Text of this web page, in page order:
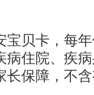
贝卡，每年
病住院、疾
长保障，不